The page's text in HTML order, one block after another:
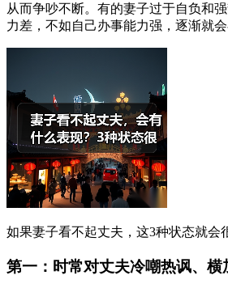
从而争吵不断。有的妻子过于自负和
力差，不如自己办事能力强，逐渐就
如果妻子看不起丈夫，这3种状态就会
第一：时常对丈夫冷嘲热讽、横